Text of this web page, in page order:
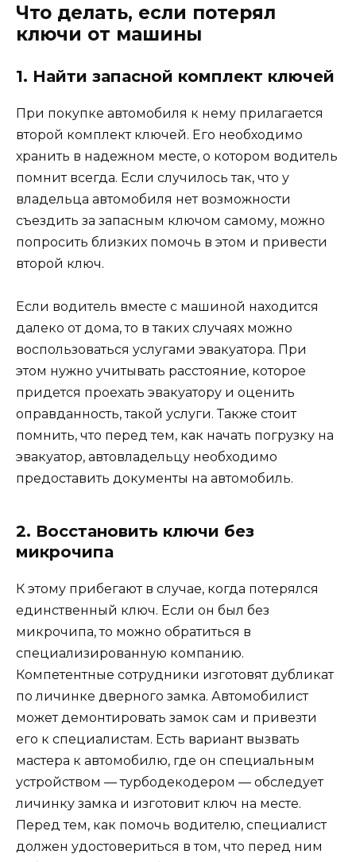
Что делать, если потерял
ключи от машины
1. Найти запасной комплект ключей
При покупке автомобиля к нему прилагается
второй комплект ключей. Его необходимо
хранить в надежном месте, о котором водитель
помнит всегда. Если случилось так, что у
владельца автомобиля нет возможности
съездить за запасным ключом самому, можно
попросить близких помочь в этом и привести
второй ключ.
Если водитель вместе с машиной находится
далеко от дома, то в таких случаях можно
воспользоваться услугами эвакуатора. При
этом нужно учитывать расстояние, которое
придется проехать эвакуатору и оценить
оправданность, такой услуги. Также стоит
помнить, что перед тем, как начать погрузку на
эвакуатор, автовладельцу необходимо
предоставить документы на автомобиль.
2. Восстановить ключи без
микрочипа
К этому прибегают в случае, когда потерялся
единственный ключ. Если он был без
микрочипа, то можно обратиться в
специализированную компанию.
Компетентные сотрудники изготовят дубликат
по личинке дверного замка. Автомобилист
может демонтировать замок сам и привезти
его к специалистам. Есть вариант вызвать
мастера к автомобилю, где он специальным
устройством — турбодекодером — обследует
личинку замка и изготовит ключ на месте.
Перед тем, как помочь водителю, специалист
должен удостовериться в том, что перед ним